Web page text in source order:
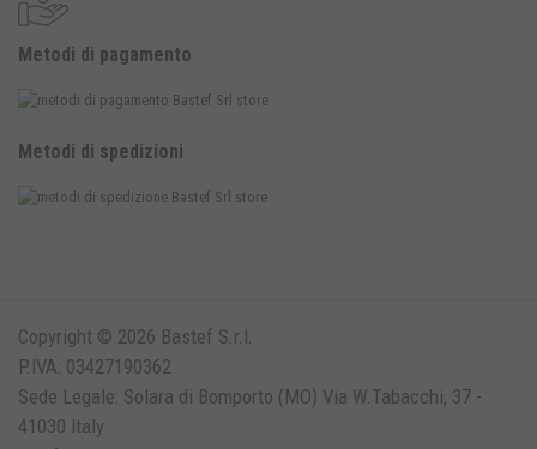
Metodi di pagamento
Metodi di spedizioni
Copyright © 2026 Bastef S.r.l.
P.IVA: 03427190362
Sede Legale: Solara di Bomporto (MO) Via W.Tabacchi, 37 -
41030 Italy